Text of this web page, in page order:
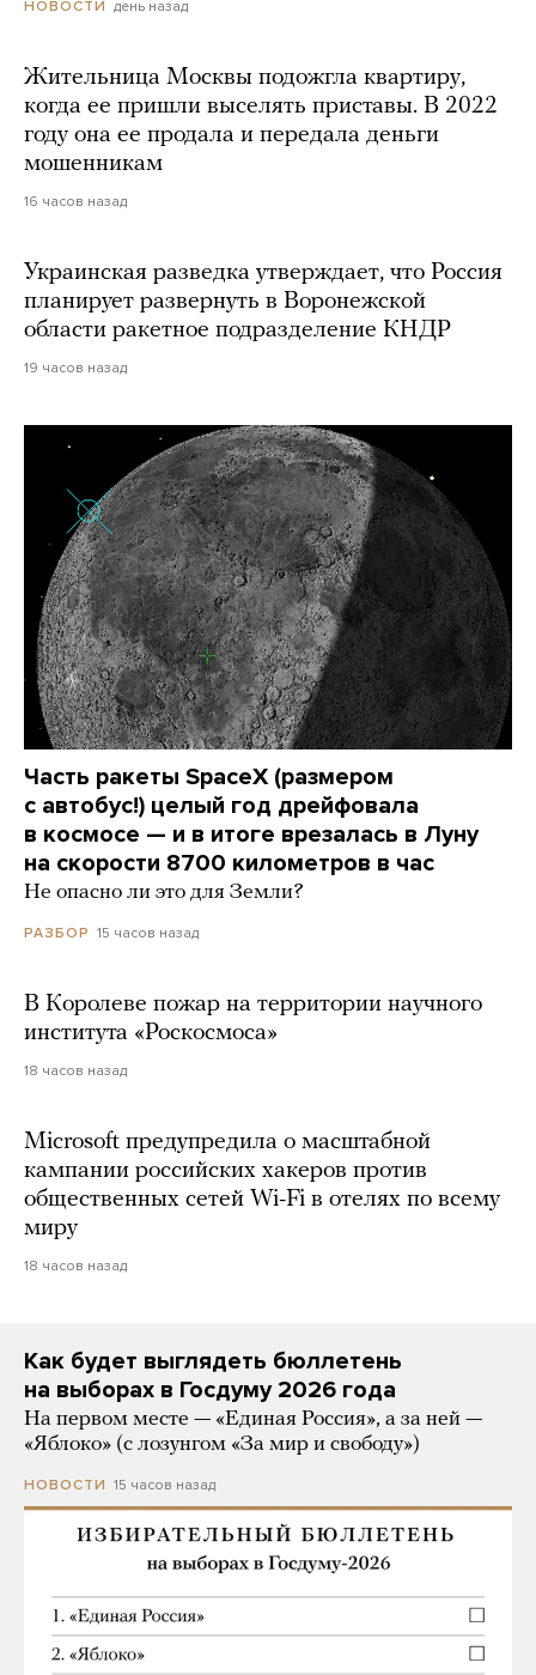
НОВОСТИ день назад
Жительница Москвы подожгла квартиру,
когда ее пришли выселять приставы. В 2022
году она ее продала и передала деньги
мошенникам
16 часов назад
Украинская разведка утверждает, что Россия
планирует развернуть в Воронежской
области ракетное подразделение КНДР
19 часов назад
Часть ракеты SpaceX (размером
с автобус!) целый год дрейфовала
в космосе — и в итоге врезалась в Луну
на скорости 8700 километров в час
Не опасно ли это для Земли?
РАЗБОР 15 часов назад
В Королеве пожар на территории научного
института «Роскосмоса»
18 часов назад
Microsoft предупредила о масштабной
кампании российских хакеров против
общественных сетей Wi-Fi в отелях по всему
миру
18 часов назад
Как будет выглядеть бюллетень
на выборах в Госдуму 2026 года
На первом месте — «Единая Россия», а за ней —
«Яблоко» (с лозунгом «За мир и свободу»)
НОВОСТИ 15 часов назад